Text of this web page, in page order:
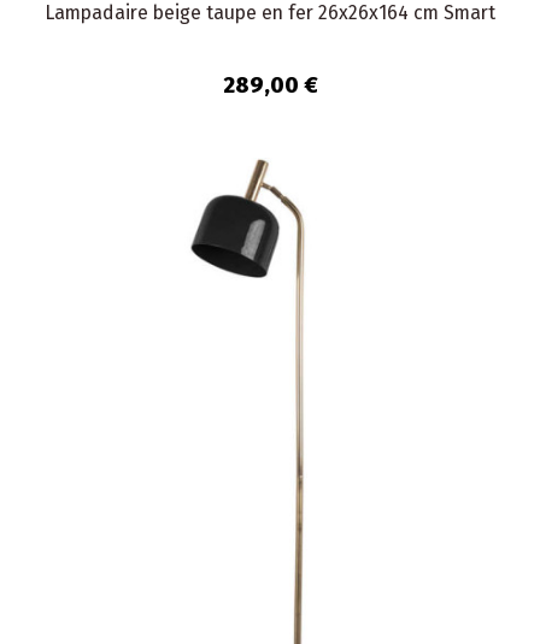
Lampadaire beige taupe en fer 26x26x164 cm Smart
289,00 €